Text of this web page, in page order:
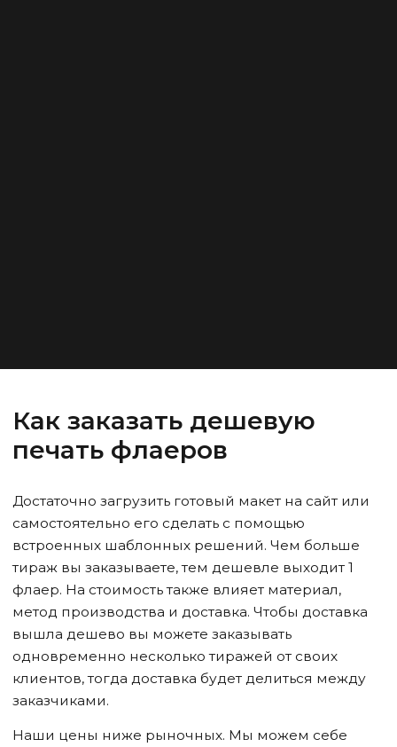
Как заказать дешевую
печать флаеров
Достаточно загрузить готовый макет на сайт или
самостоятельно его сделать с помощью
встроенных шаблонных решений. Чем больше
тираж вы заказываете, тем дешевле выходит 1
флаер. На стоимость также влияет материал,
метод производства и доставка. Чтобы доставка
вышла дешево вы можете заказывать
одновременно несколько тиражей от своих
клиентов, тогда доставка будет делиться между
заказчиками.
Наши цены ниже рыночных. Мы можем себе